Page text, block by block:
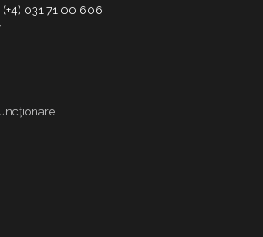
(+4) 031 71 00 606